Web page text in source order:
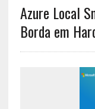
Azure Local
Borda em